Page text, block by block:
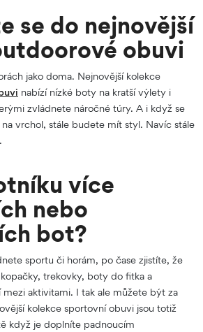
se do nejnovější
obuvi
jako doma. Nejnovější kolekce
nabízí nízké boty na kratší výlety i
zvládnete náročné túry. A i když se
vrchol, stále budete mít styl. Navíc stále
více
nebo
bot?
sportu či horám, po čase zjistíte, že
trekovky, boty do fitka a
mezi aktivitami. I tak ale můžete být za
kolekce sportovní obuvi jsou totiž
když je doplníte padnoucím